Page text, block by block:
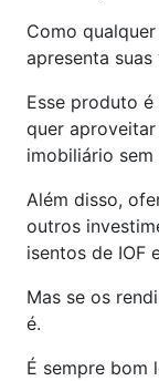
Como
apresenta
Esse produto
quer
imobiliário
Além disso,
outros
isentos de IOF
Mas se os
é.
É sempre bom